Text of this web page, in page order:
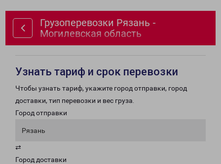
Грузоперевозки Рязань -
Могилевская область
Узнать тариф и срок перевозки
Чтобы узнать тариф, укажите город отправки, город
доставки, тип перевозки и вес груза.
Город отправки
Рязань
⇄
Город доставки